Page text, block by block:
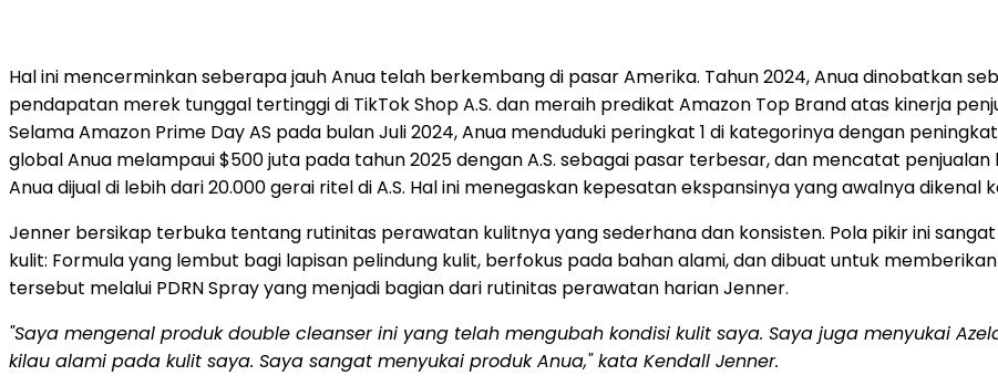
Hal ini mencerminkan seberapa jauh Anua telah berkembang di pasar Amerika. Tahun 2024, Anua dinobatkan
pendapatan merek tunggal tertinggi di TikTok Shop A.S. dan meraih predikat Amazon Top Brand atas kinerja
Selama Amazon Prime Day AS pada bulan Juli 2024, Anua menduduki peringkat 1 di kategorinya dengan
global Anua melampaui $500 juta pada tahun 2025 dengan A.S. sebagai pasar terbesar, dan mencatat penjualan
Anua dijual di lebih dari 20.000 gerai ritel di A.S. Hal ini menegaskan kepesatan ekspansinya yang awalnya
Jenner bersikap terbuka tentang rutinitas perawatan kulitnya yang sederhana dan konsisten. Pola pikir ini
kulit: Formula yang lembut bagi lapisan pelindung kulit, berfokus pada bahan alami, dan dibuat untuk
tersebut melalui PDRN Spray yang menjadi bagian dari rutinitas perawatan harian Jenner.
"Saya mengenal produk double cleanser ini yang telah mengubah kondisi kulit saya. Saya juga menyukai
kilau alami pada kulit saya. Saya sangat menyukai produk Anua,"kata Kendall Jenner.